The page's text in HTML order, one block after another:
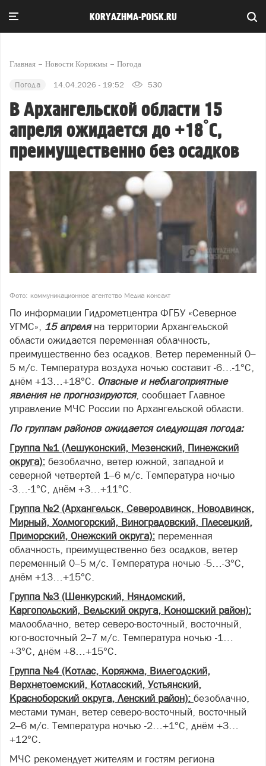
KORYAZHMA-POISK.RU
Главная Новости Коряжмы Погода
Погода 14.04.2026 - 19:52 530
В Архангельской области 15
апреля ожидается до +18°С,
преимущественно без осадков
Фото: коммуникационное агентство Медиа консалт
По информации Гидрометцентра ФГБУ «Северное
УГМС», 15 апреляна территории Архангельской
области ожидается переменная облачность,
преимущественно без осадков. Ветер переменный 0–
5 м/с. Температура воздуха ночью составит -6…-1°С,
днём +13…+18°С. Опасные и неблагоприятные
явления не прогнозируются, сообщает Главное
управление МЧС России по Архангельской области.
По группам районов ожидается следующая погода:
Группа №1 (Лешуконский, Мезенский, Пинежский
округа): безоблачно, ветер южной, западной и
северной четвертей 1–6 м/с. Температура ночью
-3…-1°С, днём +3…+11°С.
Группа №2 (Архангельск, Северодвинск, Новодвинск,
Мирный, Холмогорский, Виноградовский, Плесецкий,
Приморский, Онежский округа): переменная
облачность, преимущественно без осадков, ветер
переменный 0–5 м/с. Температура ночью -5…-3°С,
днём +13…+15°С.
Группа №3 (Шенкурский, Няндомский,
Каргопольский, Вельский округа, Коношский район):
малооблачно, ветер северо-восточный, восточный,
юго-восточный 2–7 м/с. Температура ночью -1…
+3°С, днём +8…+15°С.
Группа №4 (Котлас, Коряжма, Вилегодский,
Верхнетоемский, Котласский, Устьянский,
Красноборский округа, Ленский район): безоблачно,
местами туман, ветер северо-восточный, восточный
2–6 м/с. Температура ночью -2…+1°С, днём +3…
+12°С.
МЧС рекомендует жителям и гостям региона